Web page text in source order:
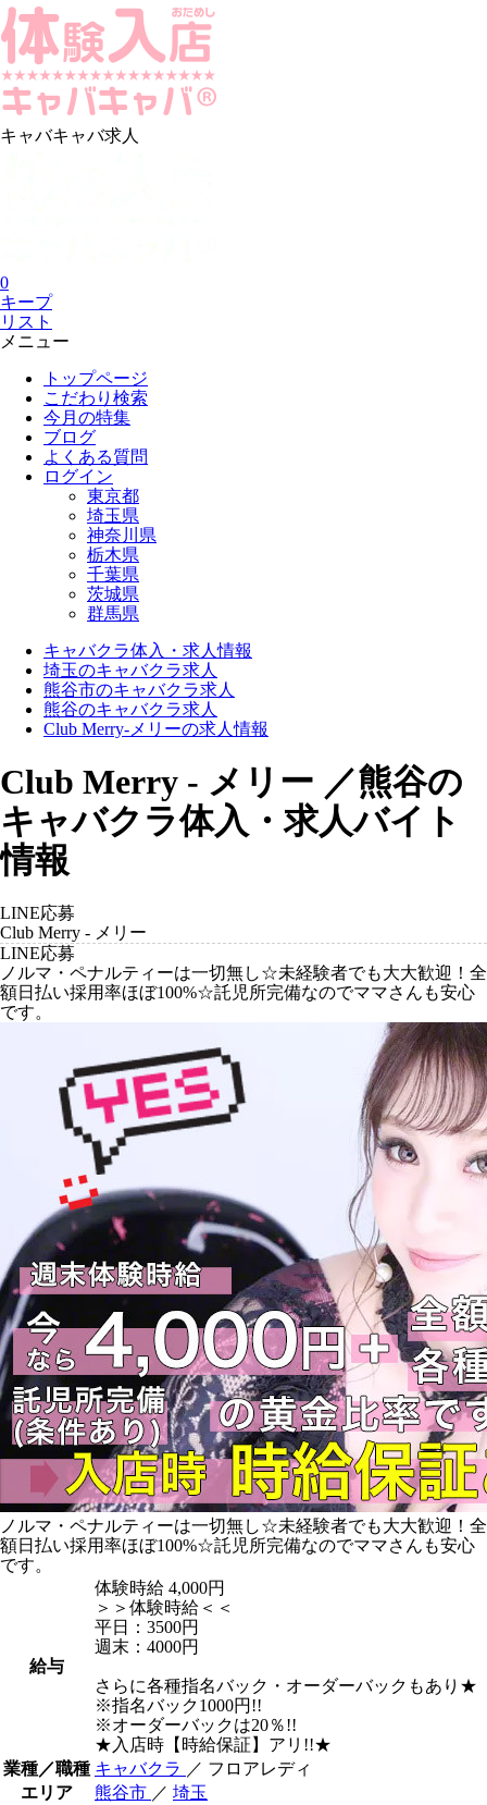
キャバキャバ求人
0
キープ
リスト
メニュー
トップページ
こだわり検索
今月の特集
ブログ
よくある質問
ログイン
東京都
埼玉県
神奈川県
栃木県
千葉県
茨城県
群馬県
キャバクラ体入・求人情報
埼玉のキャバクラ求人
熊谷市のキャバクラ求人
熊谷のキャバクラ求人
Club Merry-メリーの求人情報
Club Merry - メリー ／熊谷の
キャバクラ体入・求人バイト
情報
LINE応募
Club Merry - メリー
LINE応募
ノルマ・ペナルティーは一切無し☆未経験者でも大大歓迎！全
額日払い採用率ほぼ100%☆託児所完備なのでママさんも安心
です。
ノルマ・ペナルティーは一切無し☆未経験者でも大大歓迎！全
額日払い採用率ほぼ100%☆託児所完備なのでママさんも安心
です。
給与
体験時給 4,000円
＞＞体験時給＜＜
平日：3500円
週末：4000円
さらに各種指名バック・オーダーバックもあり★
※指名バック1000円!!
※オーダーバックは20％!!
★入店時【時給保証】アリ!!★
業種／職種 キャバクラ ／ フロアレディ
エリア
熊谷市 ／ 埼玉